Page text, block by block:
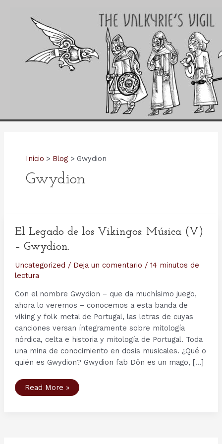
Inicio Blog Gwydion
Gwydion
El Legado de los Vikingos: Música (V)
– Gwydion.
Uncategorized / Deja un comentario / 14 minutos de
lectura
Con el nombre Gwydion – que da muchísimo juego,
ahora lo veremos – conocemos a esta banda de
viking y folk metal de Portugal, las letras de cuyas
canciones versan íntegramente sobre mitología
nórdica, celta e historia y mitología de Portugal. Toda
una mina de conocimiento en dosis musicales. ¿Qué o
quién es Gwydion? Gwydion fab Dôn es un mago, […]
El
Legado
Read More »